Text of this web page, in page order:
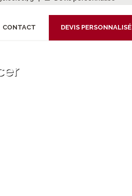
CONTACT DEVIS PERSONNALISÉ